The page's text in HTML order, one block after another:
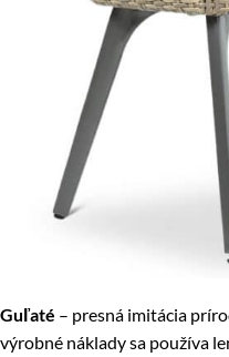
Guľaté – presná imitácia
výrobné náklady sa používa